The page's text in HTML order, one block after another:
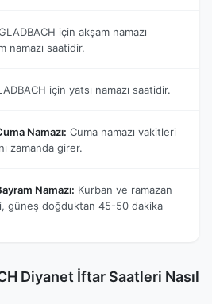
için akşam namazı
namazı saatidir.
için yatsı namazı saatidir.
Namazı: Cuma namazı vakitleri
zamanda girer.
Namazı: Kurban ve ramazan
güneş doğduktan 45-50 dakika
Diyanet İftar Saatleri Nasıl